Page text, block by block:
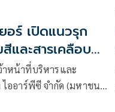
อร์ เปิดแนวรุก
ละสารเคลือบ
รกของประเทศ
หน้าที่บริหารและ
ออาร์พีซี จำกัด (มหาชน)